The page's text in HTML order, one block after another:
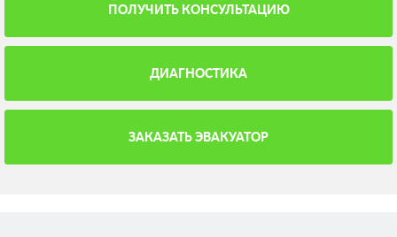
ПОЛУЧИТЬ КОНСУЛЬТАЦИЮ
ДИАГНОСТИКА
ЗАКАЗАТЬ ЭВАКУАТОР